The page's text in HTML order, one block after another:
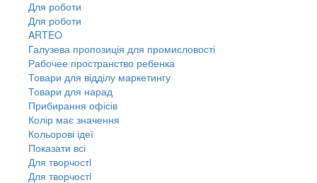
Для роботи
Для роботи
ARTEO
Галузева пропозиція для промисловості
Рабочее пространство ребенка
Товари для відділу маркетингу
Товари для нарад
Прибирання офісів
Колір має значення
Кольорові ідеї
Показати всі
Для творчостi
Для творчостi